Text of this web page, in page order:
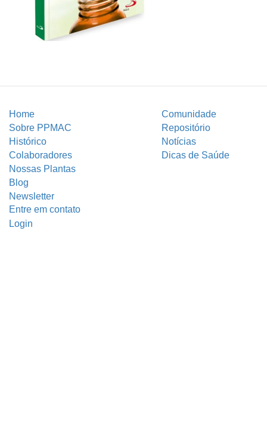
Home
Comunidade
Sobre PPMAC
Repositório
Histórico
Notícias
Colaboradores
Dicas de Saúde
Nossas Plantas
Blog
Newsletter
Entre em contato
Login